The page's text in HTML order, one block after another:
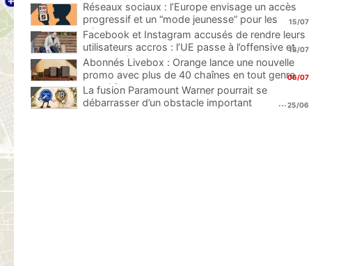
Réseaux sociaux : l’Europe envisage un accès
progressif et un “mode jeunesse” pour les
mineurs
...
15/07
Facebook et Instagram accusés de rendre leurs
utilisateurs accros : l’UE passe à l’offensive et
menace d’une amende record
...
13/07
Abonnés Livebox : Orange lance une nouvelle
promo avec plus de 40 chaînes en tout genre
pour 1€
06/07
La fusion Paramount Warner pourrait se
débarrasser d’un obstacle important
...25/06